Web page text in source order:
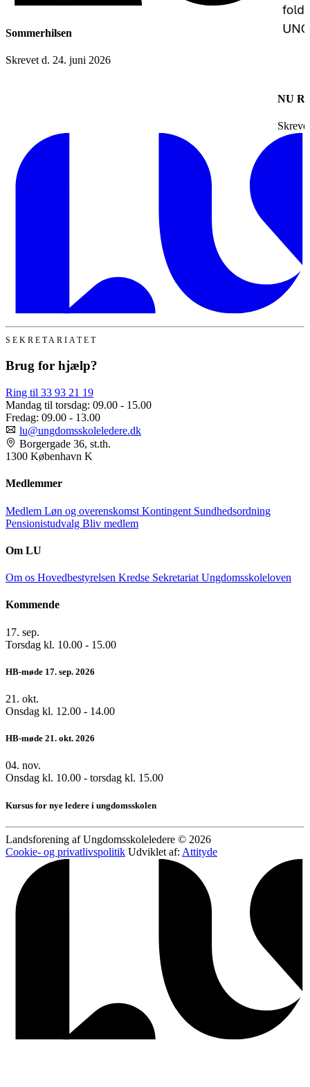
Sommerhilsen
Skrevet d. 24. juni 2026
NU
SEKRETARIATET
Brug for hjælp?
Ring til 33 93 21 19
Mandag til torsdag: 09.00 - 15.00
Fredag: 09.00 - 13.00
lu@ungdomsskoleledere.dk
Borgergade 36, st.th.
1300 København K
Medlemmer
Medlem Løn og overenskomst Kontingent Sundhedsordning
Pensionistudvalg Bliv medlem
Om LU
Om os Hovedbestyrelsen Kredse Sekretariat Ungdomsskoleloven
Kommende
17. sep.
Torsdag kl. 10.00 - 15.00
HB-møde 17. sep. 2026
21. okt.
Onsdag kl. 12.00 - 14.00
HB-møde 21. okt. 2026
04. nov.
Onsdag kl. 10.00 - torsdag kl. 15.00
Kursus for nye ledere i ungdomsskolen
Landsforening af Ungdomsskoleledere © 2026
Cookie- og privatlivspolitik Udviklet af: Attityde